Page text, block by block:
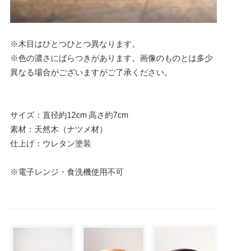
※木目はひとつひとつ異なります。
※色の濃さにばらつきがあります。画像のものとは多少
異なる場合がございますがご了承ください。
サイズ：直径約12cm 高さ約7cm
素材：天然木（ナツメ材）
仕上げ：ウレタン塗装
※電子レンジ・食洗機使用不可